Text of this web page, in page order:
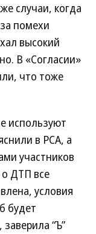
случаи, когда
помехи
высокий
В «Согласии»
что тоже
используют
в РСА, а
участников
ДТП все
условия
будет
“Ъ”